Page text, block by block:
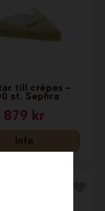
till crêpes -
st. Sephra
879 kr
Info